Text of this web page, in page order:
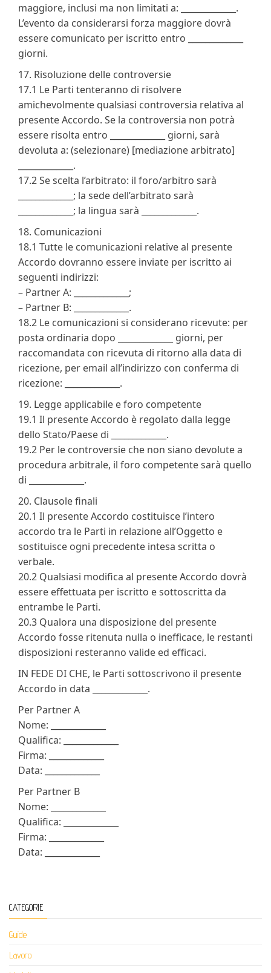
maggiore, inclusi ma non limitati a: _____________.
L’evento da considerarsi forza maggiore dovrà
essere comunicato per iscritto entro _____________
giorni.
17. Risoluzione delle controversie
17.1 Le Parti tenteranno di risolvere
amichevolmente qualsiasi controversia relativa al
presente Accordo. Se la controversia non potrà
essere risolta entro _____________ giorni, sarà
devoluta a: (selezionare) [mediazione arbitrato]
_____________.
17.2 Se scelta l’arbitrato: il foro/arbitro sarà
_____________; la sede dell’arbitrato sarà
_____________; la lingua sarà _____________.
18. Comunicazioni
18.1 Tutte le comunicazioni relative al presente
Accordo dovranno essere inviate per iscritto ai
seguenti indirizzi:
– Partner A: _____________;
– Partner B: _____________.
18.2 Le comunicazioni si considerano ricevute: per
posta ordinaria dopo _____________ giorni, per
raccomandata con ricevuta di ritorno alla data di
ricezione, per email all’indirizzo con conferma di
ricezione: _____________.
19. Legge applicabile e foro competente
19.1 Il presente Accordo è regolato dalla legge
dello Stato/Paese di _____________.
19.2 Per le controversie che non siano devolute a
procedura arbitrale, il foro competente sarà quello
di _____________.
20. Clausole finali
20.1 Il presente Accordo costituisce l’intero
accordo tra le Parti in relazione all’Oggetto e
sostituisce ogni precedente intesa scritta o
verbale.
20.2 Qualsiasi modifica al presente Accordo dovrà
essere effettuata per iscritto e sottoscritta da
entrambe le Parti.
20.3 Qualora una disposizione del presente
Accordo fosse ritenuta nulla o inefficace, le restanti
disposizioni resteranno valide ed efficaci.
IN FEDE DI CHE, le Parti sottoscrivono il presente
Accordo in data _____________.
Per Partner A
Nome: _____________
Qualifica: _____________
Firma: _____________
Data: _____________
Per Partner B
Nome: _____________
Qualifica: _____________
Firma: _____________
Data: _____________
CATEGORIE
Guide
Lavoro